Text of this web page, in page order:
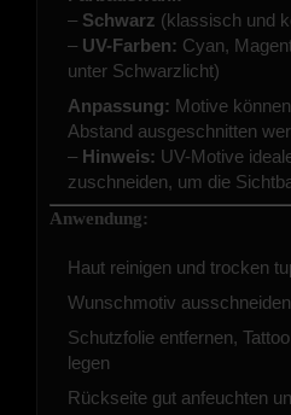
– Schwarz (klassisch und
– UV-Farben: Cyan,
unter Schwarzlicht)
Anpassung: Motive
Abstand ausgeschnitten
– Hinweis: UV-Motive
zuschneiden, um die
Anwendung:
Haut reinigen und trocken
Wunschmotiv
Schutzfolie entfernen,
legen
Rückseite gut anfeuchten